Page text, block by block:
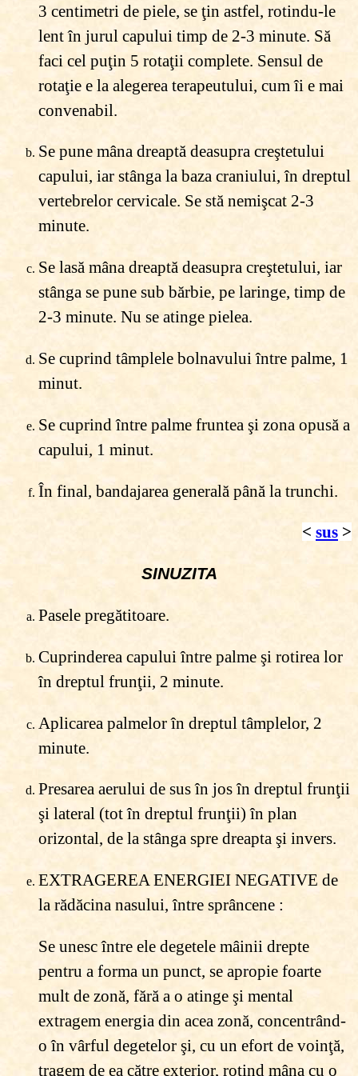
3 centimetri de piele, se ţin astfel, rotindu-le
lent în jurul capului timp de 2-3 minute. Să
faci cel puţin 5 rotaţii complete. Sensul de
rotaţie e la alegerea terapeutului, cum îi e mai
convenabil.
Se pune mâna dreaptă deasupra creştetului
capului, iar stânga la baza craniului, în dreptul
vertebrelor cervicale. Se stă nemişcat 2-3
minute.
Se lasă mâna dreaptă deasupra creştetului, iar
stânga se pune sub bărbie, pe laringe, timp de
2-3 minute. Nu se atinge pielea.
Se cuprind tâmplele bolnavului între palme, 1
minut.
Se cuprind între palme fruntea şi zona opusă a
capului, 1 minut.
În final, bandajarea generală până la trunchi.
< sus >
SINUZITA
Pasele pregătitoare.
Cuprinderea capului între palme şi rotirea lor
în dreptul frunţii, 2 minute.
Aplicarea palmelor în dreptul tâmplelor, 2
minute.
Presarea aerului de sus în jos în dreptul frunţii
şi lateral (tot în dreptul frunţii) în plan
orizontal, de la stânga spre dreapta şi invers.
EXTRAGEREA ENERGIEI NEGATIVE de
la rădăcina nasului, între sprâncene :
Se unesc între ele degetele mâinii drepte
pentru a forma un punct, se apropie foarte
mult de zonă, fără a o atinge şi mental
extragem energia din acea zonă, concentrând-
o în vârful degetelor şi, cu un efort de voinţă,
tragem de ea către exterior, rotind mâna cu o